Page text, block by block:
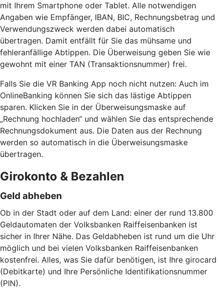
mit Ihrem Smartphone oder Tablet. Alle notwendigen
Angaben wie Empfänger, IBAN, BIC, Rechnungsbetrag und
Verwendungszweck werden dabei automatisch
übertragen. Damit entfällt für Sie das mühsame und
fehleranfällige Abtippen. Die Überweisung geben Sie wie
gewohnt mit einer TAN (Transaktionsnummer) frei.
Falls Sie die VR Banking App noch nicht nutzen: Auch im
OnlineBanking können Sie sich das lästige Abtippen
sparen. Klicken Sie in der Überweisungsmaske auf
„Rechnung hochladen“ und wählen Sie das entsprechende
Rechnungsdokument aus. Die Daten aus der Rechnung
werden so automatisch in die Überweisungsmaske
übertragen.
Girokonto & Bezahlen
Geld abheben
Ob in der Stadt oder auf dem Land: einer der rund 13.800
Geldautomaten der Volksbanken Raiffeisenbanken ist
sicher in Ihrer Nähe. Das Geldabheben ist rund um die Uhr
möglich und bei vielen Volksbanken Raiffeisenbanken
kostenfrei. Alles, was Sie dafür benötigen, ist Ihre girocard
(Debitkarte) und Ihre Persönliche Identifikationsnummer
(PIN).